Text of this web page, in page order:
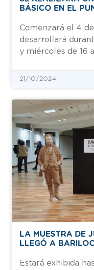
BÁSICO EN EL
Comenzará el 4
desarrollará
y miércoles de 16
21/10/2024
LA MUESTRA DE
LLEGÓ A
Estará exhibida